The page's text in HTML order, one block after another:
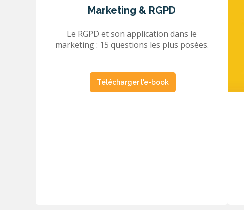
Marketing & RGPD
Le RGPD et son application dans le
marketing : 15 questions les plus posées.
Télécharger l'e-book